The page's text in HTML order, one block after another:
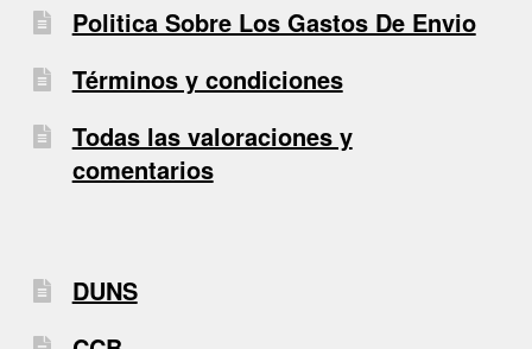
Politica Sobre Los Gastos De Envio
Términos y condiciones
Todas las valoraciones y
comentarios
DUNS